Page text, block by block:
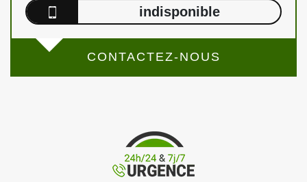
indisponible
CONTACTEZ-NOUS